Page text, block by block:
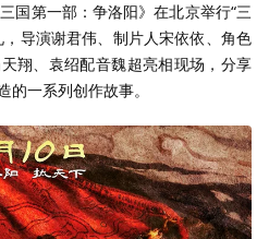
国第一部：争洛阳》在北京举行“三
导演谢君伟、制片人宋依依、角色
翔、袁绍配音魏超亮相现场，分享
的一系列创作故事。